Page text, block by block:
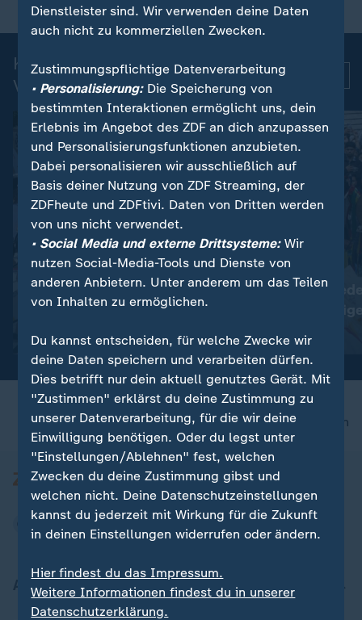
Kurznachrichten: Aktuelle
Videos
Plauen in Sachsen:
Tausende protestieren
gegen die Bundesregierung
Video
Nepal :
Kathmandu
toten
Video 0:43
nach oben
Aktuell bei ZDFheute
Dienstleister sind. Wir verwenden deine Daten
auch nicht zu kommerziellen Zwecken.
Zustimmungspflichtige Datenverarbeitung
• Personalisierung:Die Speicherung von
bestimmten Interaktionen ermöglicht uns, dein
Erlebnis im Angebot des ZDF an dich anzupassen
und Personalisierungsfunktionen anzubieten.
Dabei personalisieren wir ausschließlich auf
Basis deiner Nutzung von ZDF Streaming, der
ZDFheute und ZDFtivi. Daten von Dritten werden
von uns nicht verwendet.
• Social Media und externe Drittsysteme:Wir
nutzen Social-Media-Tools und Dienste von
anderen Anbietern. Unter anderem um das Teilen
von Inhalten zu ermöglichen.
Du kannst entscheiden, für welche Zwecke wir
deine Daten speichern und verarbeiten dürfen.
Dies betrifft nur dein aktuell genutztes Gerät. Mit
"Zustimmen" erklärst du deine Zustimmung zu
unserer Datenverarbeitung, für die wir deine
Einwilligung benötigen. Oder du legst unter
"Einstellungen/Ablehnen" fest, welchen
Zwecken du deine Zustimmung gibst und
welchen nicht. Deine Datenschutzeinstellungen
kannst du jederzeit mit Wirkung für die Zukunft
in deinen Einstellungen widerrufen oder ändern.
Hier findest du das Impressum.
Weitere Informationen findest du in unserer
Datenschutzerklärung.